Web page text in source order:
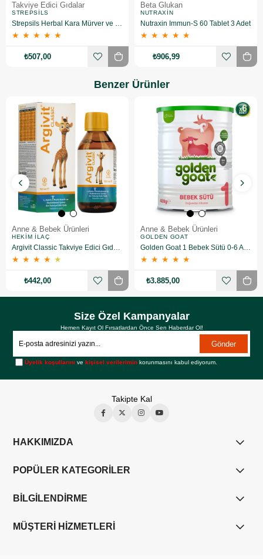
Takviye Edici Gıdalar
STREPSILS
Strepsils Herbal Kara Mürver ve C Vitaminli 16'lı Pastil 3 Adet
★ ★ ★ ★ ★
₺507,00
Beta Glukan
NUTRAXIN
Nutraxin Immun-S 60 Tablet 3 Adet
★ ★ ★ ★ ★
₺906,99
Benzer Ürünler
Anne & Bebek Ürünleri
HEKIM İLAÇ
Argivit Classic Takviye Edici Gıda 150 ml
★ ★ ★ ★ ★
₺442,00
Anne & Bebek Ürünleri
GOLDEN GOAT
Golden Goat 1 Bebek Sütü 0-6 Ay 400 gr 6 Adet
★ ★ ★ ★ ★
₺3.885,00
Size Özel Kampanyalar
Hemen Kayıt Ol Fırsatlardan Önce Sen Haberdar Ol!
Gönder
Üyelik koşullarını vekişisel verilerimin korunmasını kabul ediyorum.
Takipte Kal
HAKKIMIZDA
POPÜLER KATEGORİLER
BİLGİLENDİRME
MÜŞTERİ HİZMETLERİ